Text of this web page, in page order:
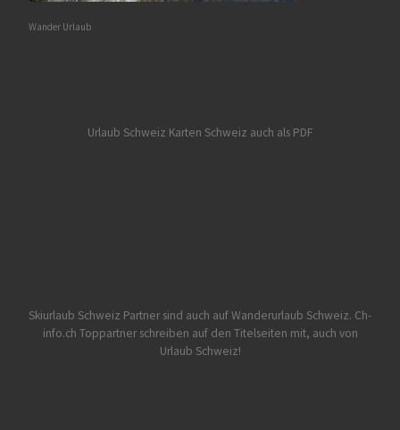
Wander Urlaub
Urlaub Schweiz Karten Schweiz auch als PDF
Skiurlaub Schweiz Partner sind auch auf Wanderurlaub Schweiz. Ch-
info.ch Toppartner schreiben auf den Titelseiten mit, auch von
Urlaub Schweiz!